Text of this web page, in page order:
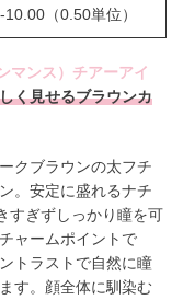
（0.50単位）
マンス）チアーアイ
く見せるブラウンカ
クブラウンの太フチ
。安定に盛れるナチ
すぎずしっかり瞳を可
ャームポイントで
トラストで自然に瞳
す。顔全体に馴染む